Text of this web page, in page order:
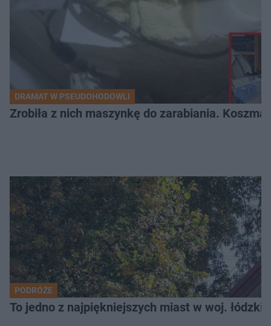
DRAMAT W PSEUDOHODOWLI
Zrobiła z nich maszynkę do zarabiania.
PODRÓŻE
To jedno z najpiękniejszych miast w woj.